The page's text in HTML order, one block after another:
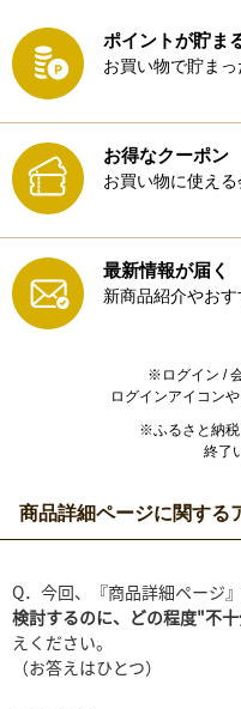
ポイントが貯ま
お買い物で貯ま
お得なクーポン
お買い物に使え
最新情報が届く
新商品紹介やおす
※ログイン /
ログインアイコン
※ふるさと納税
終了
商品詳細ページに関する